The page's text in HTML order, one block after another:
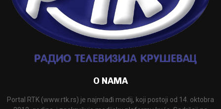
O NAMA
Portal RTK (www.rtk.rs) je najmlađi medij, koji postoji od 14. oktobra